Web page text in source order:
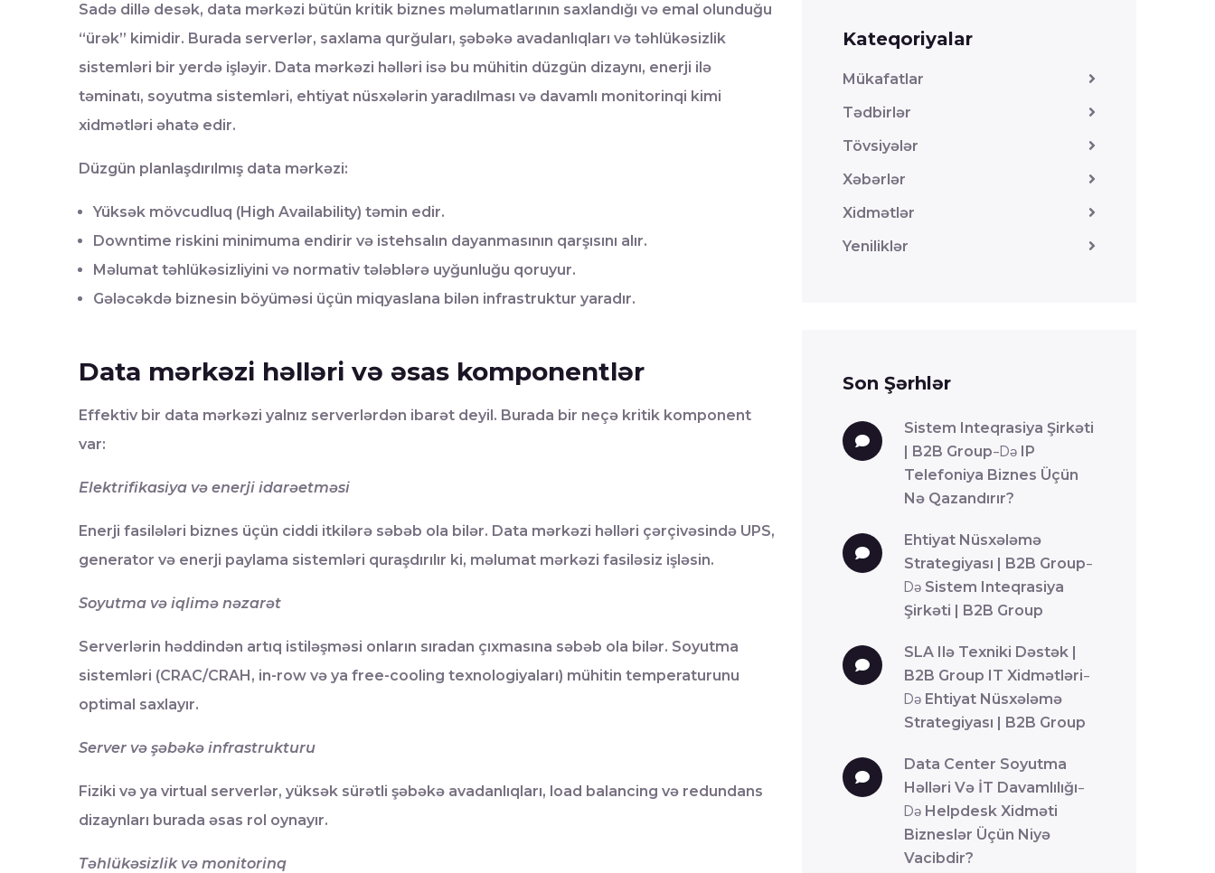
Sadə dillə desək, data mərkəzi bütün kritik biznes məlumatlarının saxlandığı və emal olunduğu
“ürək” kimidir. Burada serverlər, saxlama qurğuları, şəbəkə avadanlıqları və təhlükəsizlik
sistemləri bir yerdə işləyir. Data mərkəzi həlləri isə bu mühitin düzgün dizaynı, enerji ilə
təminatı, soyutma sistemləri, ehtiyat nüsxələrin yaradılması və davamlı monitorinqi kimi
xidmətləri əhatə edir.
Düzgün planlaşdırılmış data mərkəzi:
Yüksək mövcudluq (High Availability) təmin edir.
Downtime riskini minimuma endirir və istehsalın dayanmasının qarşısını alır.
Məlumat təhlükəsizliyini və normativ tələblərə uyğunluğu qoruyur.
Gələcəkdə biznesin böyüməsi üçün miqyaslana bilən infrastruktur yaradır.
Data mərkəzi həlləri və əsas komponentlər
Effektiv bir data mərkəzi yalnız serverlərdən ibarət deyil. Burada bir neçə kritik komponent
var:
Elektrifikasiya və enerji idarəetməsi
Enerji fasilələri biznes üçün ciddi itkilərə səbəb ola bilər. Data mərkəzi həlləri çərçivəsində UPS,
generator və enerji paylama sistemləri quraşdırılır ki, məlumat mərkəzi fasiləsiz işləsin.
Soyutma və iqlimə nəzarət
Serverlərin həddindən artıq istiləşməsi onların sıradan çıxmasına səbəb ola bilər. Soyutma
sistemləri (CRAC/CRAH, in-row və ya free-cooling texnologiyaları) mühitin temperaturunu
optimal saxlayır.
Server və şəbəkə infrastrukturu
Fiziki və ya virtual serverlər, yüksək sürətli şəbəkə avadanlıqları, load balancing və redundans
dizaynları burada əsas rol oynayır.
Təhlükəsizlik və monitorinq
Kateqoriyalar
Mükafatlar
Tədbirlər
Tövsiyələr
Xəbərlər
Xidmətlər
Yeniliklər
Son Şərhlər
Sistem Inteqrasiya Şirkəti
| B2B Group-də IP
Telefoniya Biznes Üçün
Nə Qazandırır?
Ehtiyat Nüsxələmə
Strategiyası | B2B Group-
Də Sistem Inteqrasiya
Şirkəti | B2B Group
SLA Ilə Texniki Dəstək |
B2B Group IT Xidmətləri-
Də Ehtiyat Nüsxələmə
Strategiyası | B2B Group
Data Center Soyutma
Həlləri Və İT Davamlılığı-
Də Helpdesk Xidməti
Bizneslər Üçün Niyə
Vacibdir?